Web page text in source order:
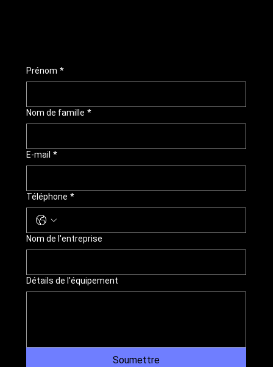
Prénom *
Nom de famille *
E-mail *
Téléphone *
Nom de l'entreprise
Détails de l'équipement
Soumettre